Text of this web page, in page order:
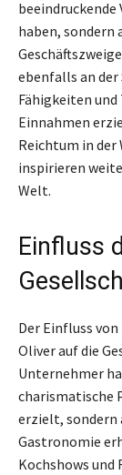
beeindruckende
haben, sondern
ebenfalls an
Fähigkeiten
Einnahmen
Reichtum in der
inspirieren
Welt.
Einfluss
Der Einfluss
Oliver auf die
Unternehmer
charismatische
erzielt, sondern
Gastronomie
Kochshows